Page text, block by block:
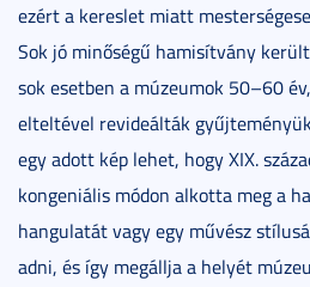
ezért a kereslet miatt
Sok jó minőségű hamisítvány
sok esetben a múzeumok 50–60
elteltével revideálták
egy adott kép lehet, hogy XIX.
kongeniális módon alkotta meg a
hangulatát vagy egy művész
adni, és így megállja a helyét